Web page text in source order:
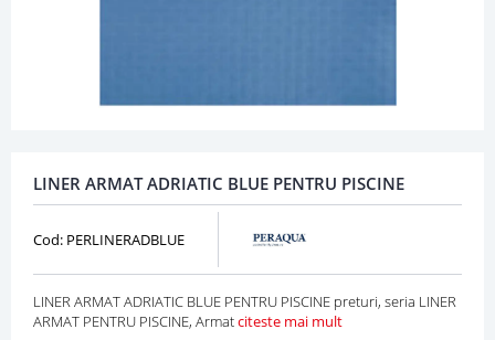
LINER ARMAT ADRIATIC BLUE PENTRU PISCINE
Cod: PERLINERADBLUE
LINER ARMAT ADRIATIC BLUE PENTRU PISCINE preturi, seria LINER
ARMAT PENTRU PISCINE, Armatciteste mai mult